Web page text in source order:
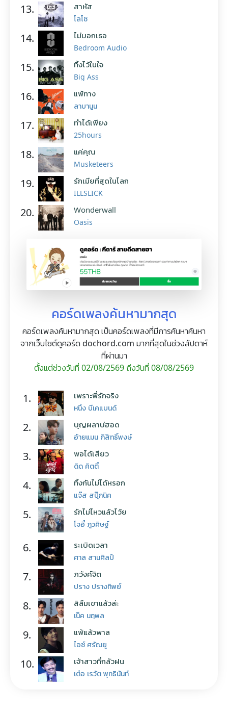
13. สาหัส
โลโซ
14. ไม่บอกเธอ
Bedroom Audio
15. ทิ้งไว้ในใจ
Big Ass
16. แพ้ทาง
ลาบานูน
17. ทำได้เพียง
25hours
18. แค่คุณ
Musketeers
19. รักเมียที่สุดในโลก
ILLSLICK
20. Wonderwall
Oasis
คอร์ดเพลงค้นหามากสุด
คอร์ดเพลงค้นหามากสุด เป็นคอร์ดเพลงที่มีการค้นหาค้นหา
จากเว็บไซต์ดูคอร์ด dochord.com มากที่สุดในช่วงสัปดาห์
ที่ผ่านมา
ตั้งแต่ช่วงวันที่ 02/08/2569 ถึงวันที่ 08/08/2569
1. เพราะพี่รักจริง
หนึ่ง บีเคแบนด์
2. บุญผลาบ่ฮอด
อ้ายแมน ภิสิทธิ์พงษ์
3. พอได้เสียว
ดิด คิตตี้
4. ทิ้งกันไม่ได้หรอก
แจ๊ส สปุ๊กนิค
5. รักไม่ไหวแล้วโว้ย
โจอี้ ภูวศิษฐ์
6. ระเบิดเวลา
ศาล สานศิลป์
7. ภวังค์จิต
ปราง ปรางทิพย์
8. สิลืมเขาแล้วล่ะ
เน็ค นฤพล
9. แพ้แล้วพาล
ไอซ์ ศรัณยู
10. เจ้าสาวที่กลัวฝน
เต๋อ เรวัต พุทธินันท์